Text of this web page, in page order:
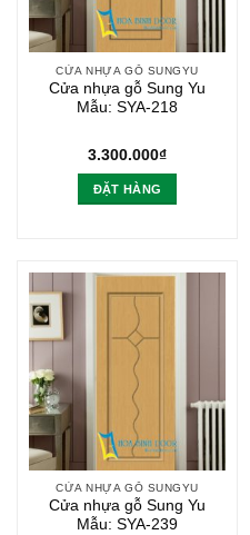
CỬA NHỰA GỖ SUNGYU
Cửa nhựa gỗ Sung Yu
Mẫu: SYA-218
3.300.000₫
ĐẶT HÀNG
CỬA NHỰA GỖ SUNGYU
Cửa nhựa gỗ Sung Yu
Mẫu: SYA-239